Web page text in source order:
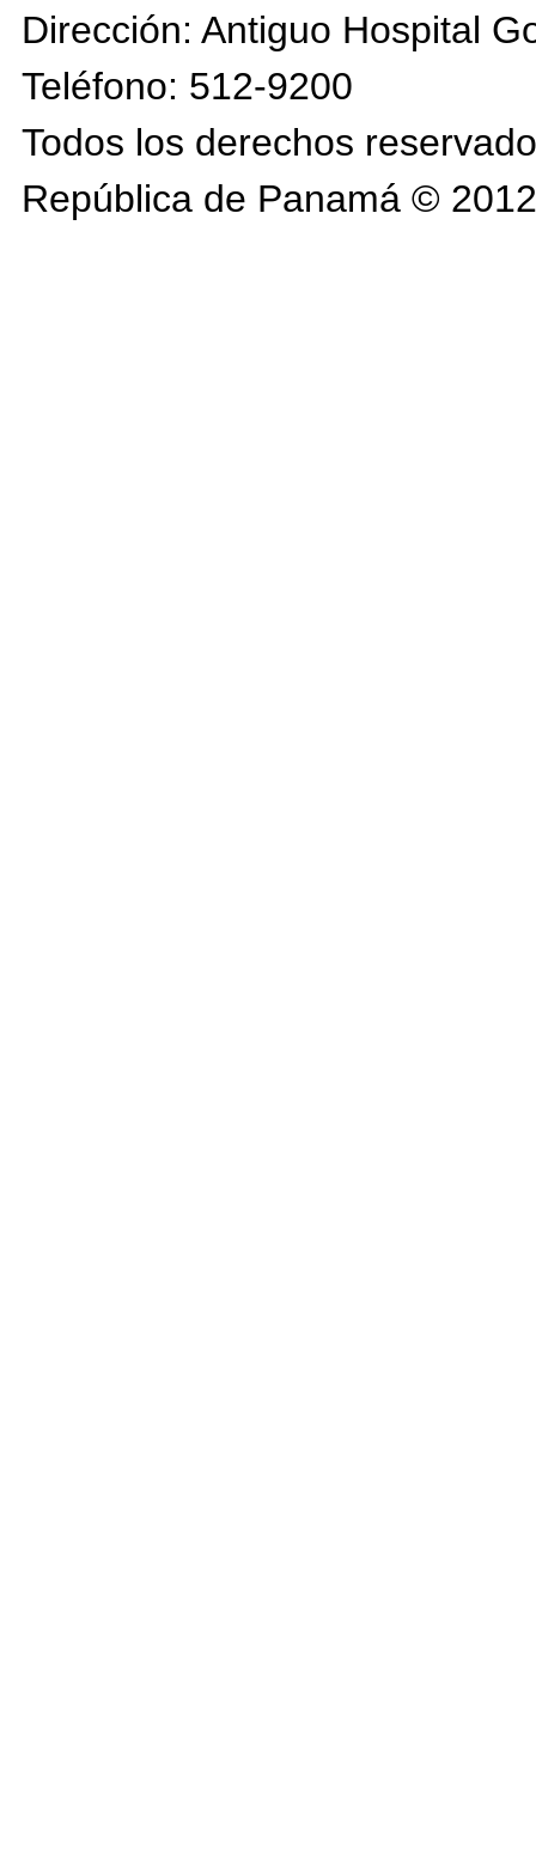
Dirección: Antiguo Hospital
Teléfono: 512-9200
Todos los derechos
República de Panamá ©